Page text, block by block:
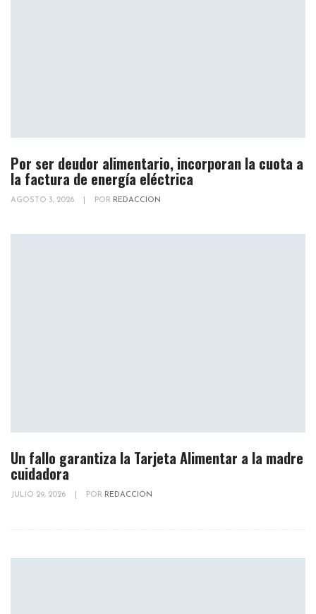
Por ser deudor alimentario, incorporan la cuota a
la factura de energía eléctrica
AGOSTO 3, 2026 POR REDACCION
Un fallo garantiza la Tarjeta Alimentar a la madre
cuidadora
JULIO 29, 2026 POR REDACCION